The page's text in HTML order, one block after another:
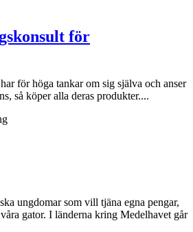
för
för höga tankar om sig själva och anser
så köper alla deras produkter....
ungdomar som vill tjäna egna pengar,
gator. I länderna kring Medelhavet går